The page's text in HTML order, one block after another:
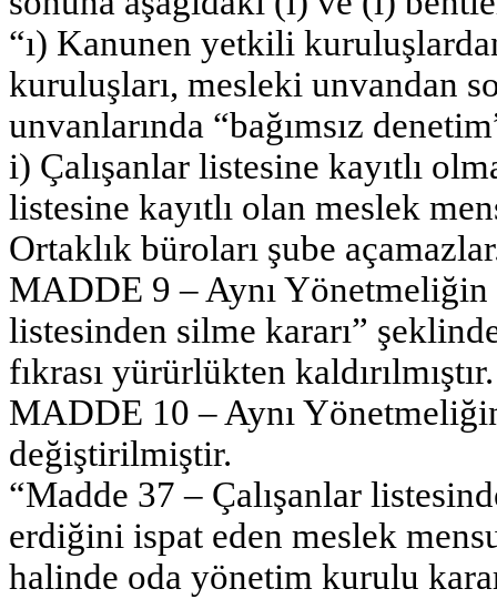
“ı) Kanunen yetkili
kuruluşları, mesleki unvandan
unvanlarında “bağımsız
i) Çalışanlar listesine kayıtlı
listesine kayıtlı olan meslek
Ortaklık büroları şube
MADDE 9 – Aynı Yönetmeliğin
listesinden silme kararı”
fıkrası yürürlükten kaldırılmıştır.
MADDE 10 – Aynı
değiştirilmiştir.
“Madde 37 – Çalışanlar
erdiğini ispat eden meslek
halinde oda yönetim kurulu